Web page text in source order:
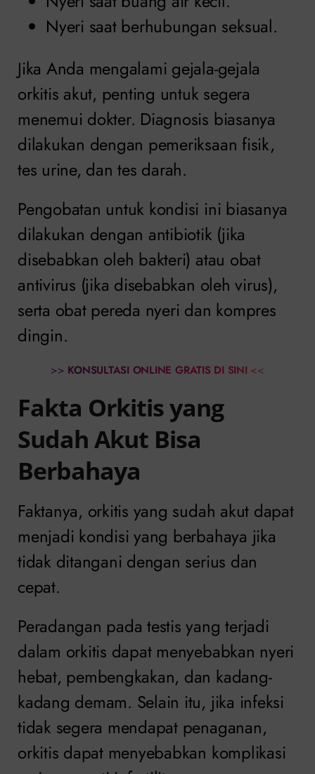
Nyeri saat berhubungan seksual.
Jika Anda mengalami gejala-gejala
orkitis akut, penting untuk segera
menemui dokter. Diagnosis biasanya
dilakukan dengan pemeriksaan fisik,
tes urine, dan tes darah.
Pengobatan untuk kondisi ini biasanya
dilakukan dengan antibiotik (jika
disebabkan oleh bakteri) atau obat
antivirus (jika disebabkan oleh virus),
serta obat pereda nyeri dan kompres
dingin.
>> KONSULTASI ONLINE GRATIS DI SINI <<
Fakta Orkitis yang
Sudah Akut Bisa
Berbahaya
Faktanya, orkitis yang sudah akut dapat
menjadi kondisi yang berbahaya jika
tidak ditangani dengan serius dan
cepat.
Peradangan pada testis yang terjadi
dalam orkitis dapat menyebabkan nyeri
hebat, pembengkakan, dan kadang-
kadang demam. Selain itu, jika infeksi
tidak segera mendapat penaganan,
orkitis dapat menyebabkan komplikasi